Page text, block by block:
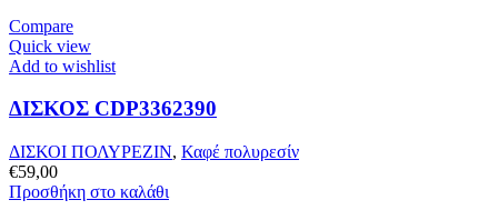
Compare
Quick view
Add to wishlist
ΔΙΣΚΟΣ CDP3362390
ΔΙΣΚΟΙ ΠΟΛΥΡΕΖΙΝ, Καφέ πολυρεσίν
€59,00
Προσθήκη στο καλάθι